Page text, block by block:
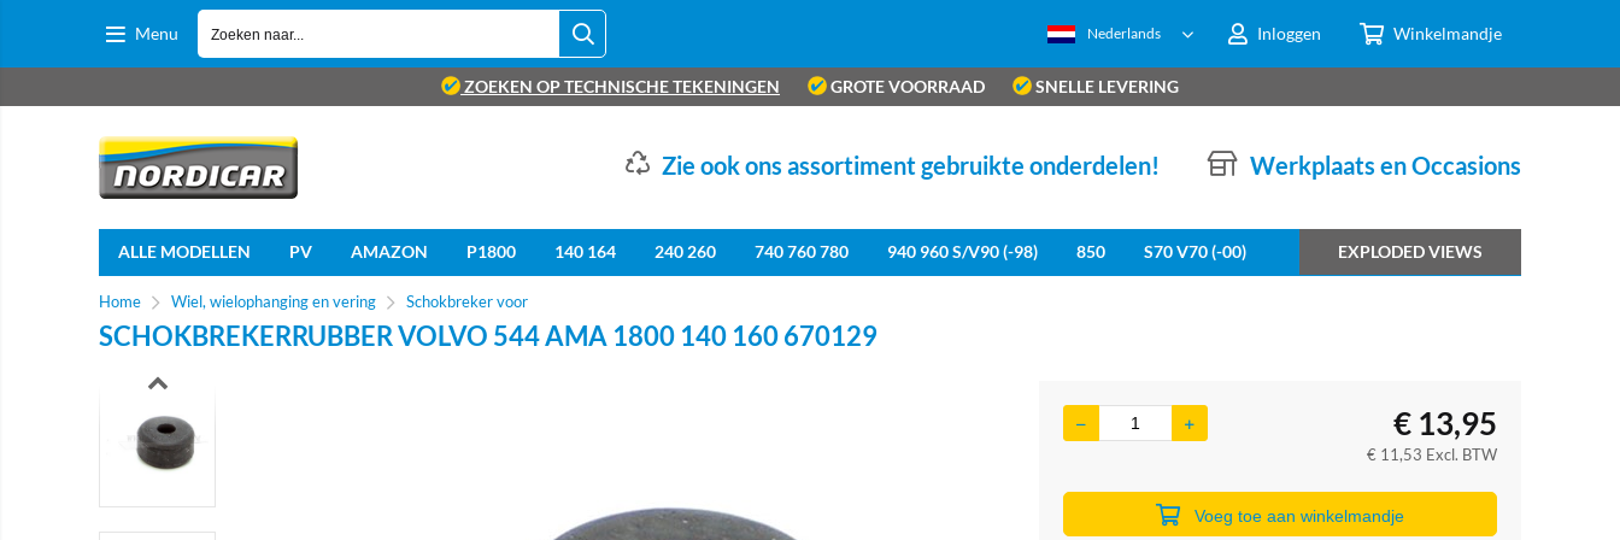
Menu Inloggen Winkelmandje
Nederlands
ZOEKEN OP TECHNISCHE TEKENINGEN GROTE VOORRAAD SNELLE LEVERING
Werkplaats en Occasions
Zie ook ons assortiment gebruikte onderdelen!
ALLE MODELLEN PV AMAZON P1800 140 164 240 260 740 760 780 940 960 S/V90 (-98) 850 S70 V70 (-00) EXPLODED VIEWS
Home Wiel, wielophanging en vering Schokbreker voor
SCHOKBREKERRUBBER VOLVO 544 AMA 1800 140 160 670129
€ 13,95
€ 11,53 Excl. BTW
Voeg toe aan winkelmandje